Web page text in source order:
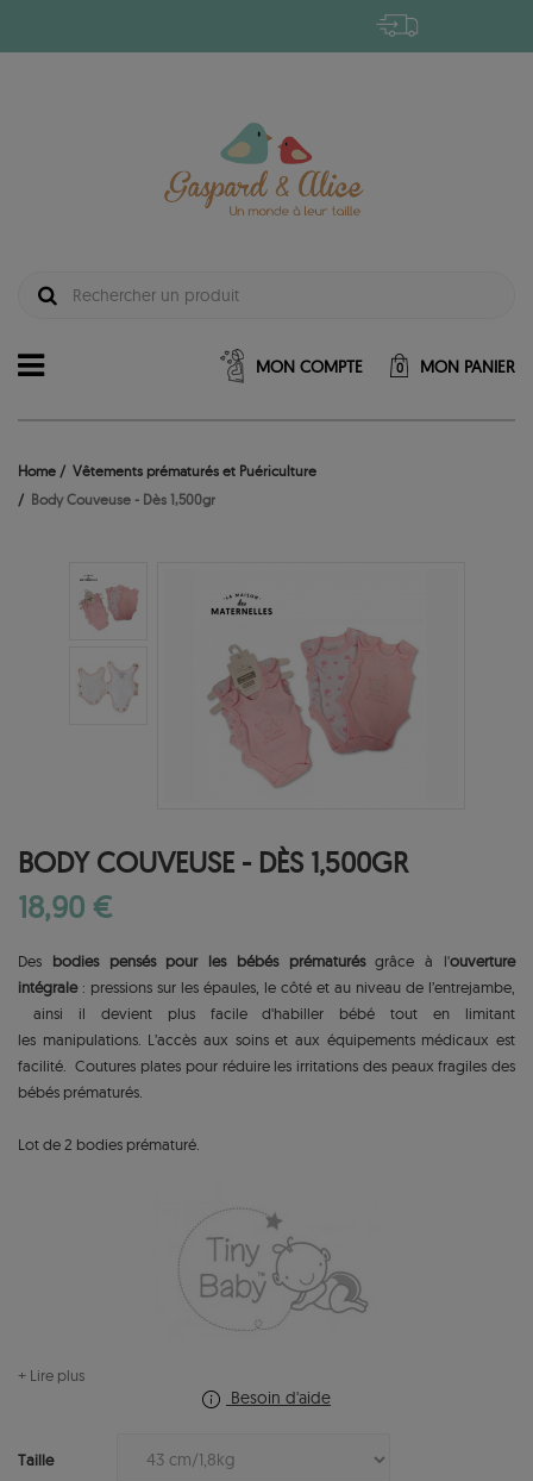
MON COMPTE 0 MON PANIER
Home
Vêtements prématurés et Puériculture
Body Couveuse - Dès 1,500gr
BODY COUVEUSE - DÈS 1,500GR
18,90 €
Des bodies pensés pour les bébés prématurésgrâce à l'ouverture
intégrale: pressions sur les épaules, le côté et au niveau de l’entrejambe,
ainsi il devient plus facile d'habiller bébé tout en limitant
les manipulations. L’accès aux soins et aux équipements médicaux est
facilité. Coutures plates pour réduire les irritations des peaux fragiles des
bébés prématurés.
Lot de 2 bodies prématuré.
+ Lire plus
Besoin d'aide
Taille